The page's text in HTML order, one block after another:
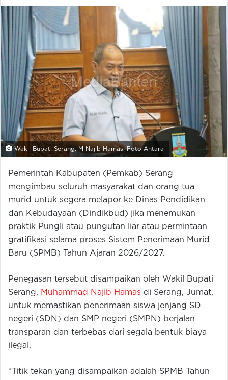
Wakil Bupati Serang, M Najib Hamas. Foto Antara
Pemerintah Kabupaten (Pemkab) Serang
mengimbau seluruh masyarakat dan orang tua
murid untuk segera melapor ke Dinas Pendidikan
dan Kebudayaan (Dindikbud) jika menemukan
praktik Pungli atau pungutan liar atau permintaan
gratifikasi selama proses Sistem Penerimaan Murid
Baru (SPMB) Tahun Ajaran 2026/2027.
Penegasan tersebut disampaikan oleh Wakil Bupati
Serang, Muhammad Najib Hamas di Serang, Jumat,
untuk memastikan penerimaan siswa jenjang SD
negeri (SDN) dan SMP negeri (SMPN) berjalan
transparan dan terbebas dari segala bentuk biaya
ilegal.
“Titik tekan yang disampaikan adalah SPMB Tahun